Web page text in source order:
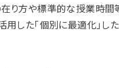
り方や標準的な授業時間
用した「個別に最適化」